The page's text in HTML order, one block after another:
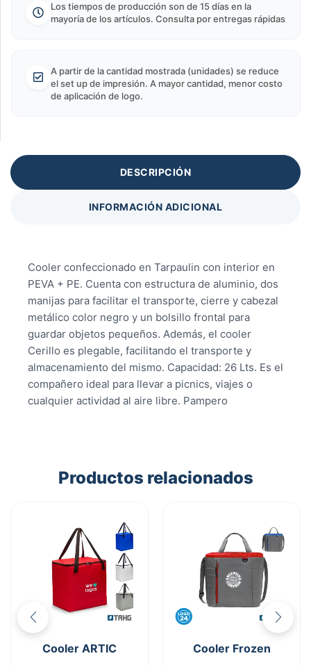
Los tiempos de producción son de 15 días en la
mayoría de los artículos. Consulta por entregas rápidas
A partir de la cantidad mostrada (unidades) se reduce
el set up de impresión. A mayor cantidad, menor costo
de aplicación de logo.
DESCRIPCIÓN
INFORMACIÓN ADICIONAL
Cooler confeccionado en Tarpaulin con interior en
PEVA + PE. Cuenta con estructura de aluminio, dos
manijas para facilitar el transporte, cierre y cabezal
metálico color negro y un bolsillo frontal para
guardar objetos pequeños. Además, el cooler
Cerillo es plegable, facilitando el transporte y
almacenamiento del mismo. Capacidad: 26 Lts. Es el
compañero ideal para llevar a picnics, viajes o
cualquier actividad al aire libre. Pampero
Productos relacionados
Cooler ARTIC Cooler Frozen